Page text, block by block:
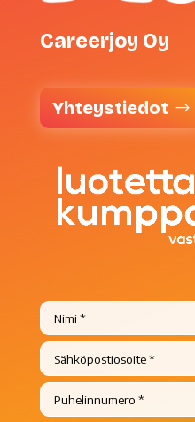
Careerjoy Oy
Yhteystiedot